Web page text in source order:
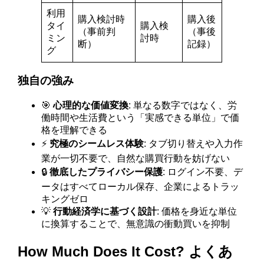
利用
タイ
ミン
グ
購入検討時
（事前判
断）
購入検
討時
購入後
（事後
記録）
独自の強み
🎯心理的な価値変換: 単なる数字ではなく、労
働時間や生活費という「実感できる単位」で価
格を理解できる
⚡ 究極のシームレス体験: タブ切り替えや入力作
業が一切不要で、自然な購買行動を妨げない
🔒徹底したプライバシー保護: ログイン不要、デ
ータはすべてローカル保存、企業によるトラッ
キングゼロ
💡行動経済学に基づく設計: 価格を身近な単位
に換算することで、無意識の衝動買いを抑制
How Much Does It Cost? よくあ